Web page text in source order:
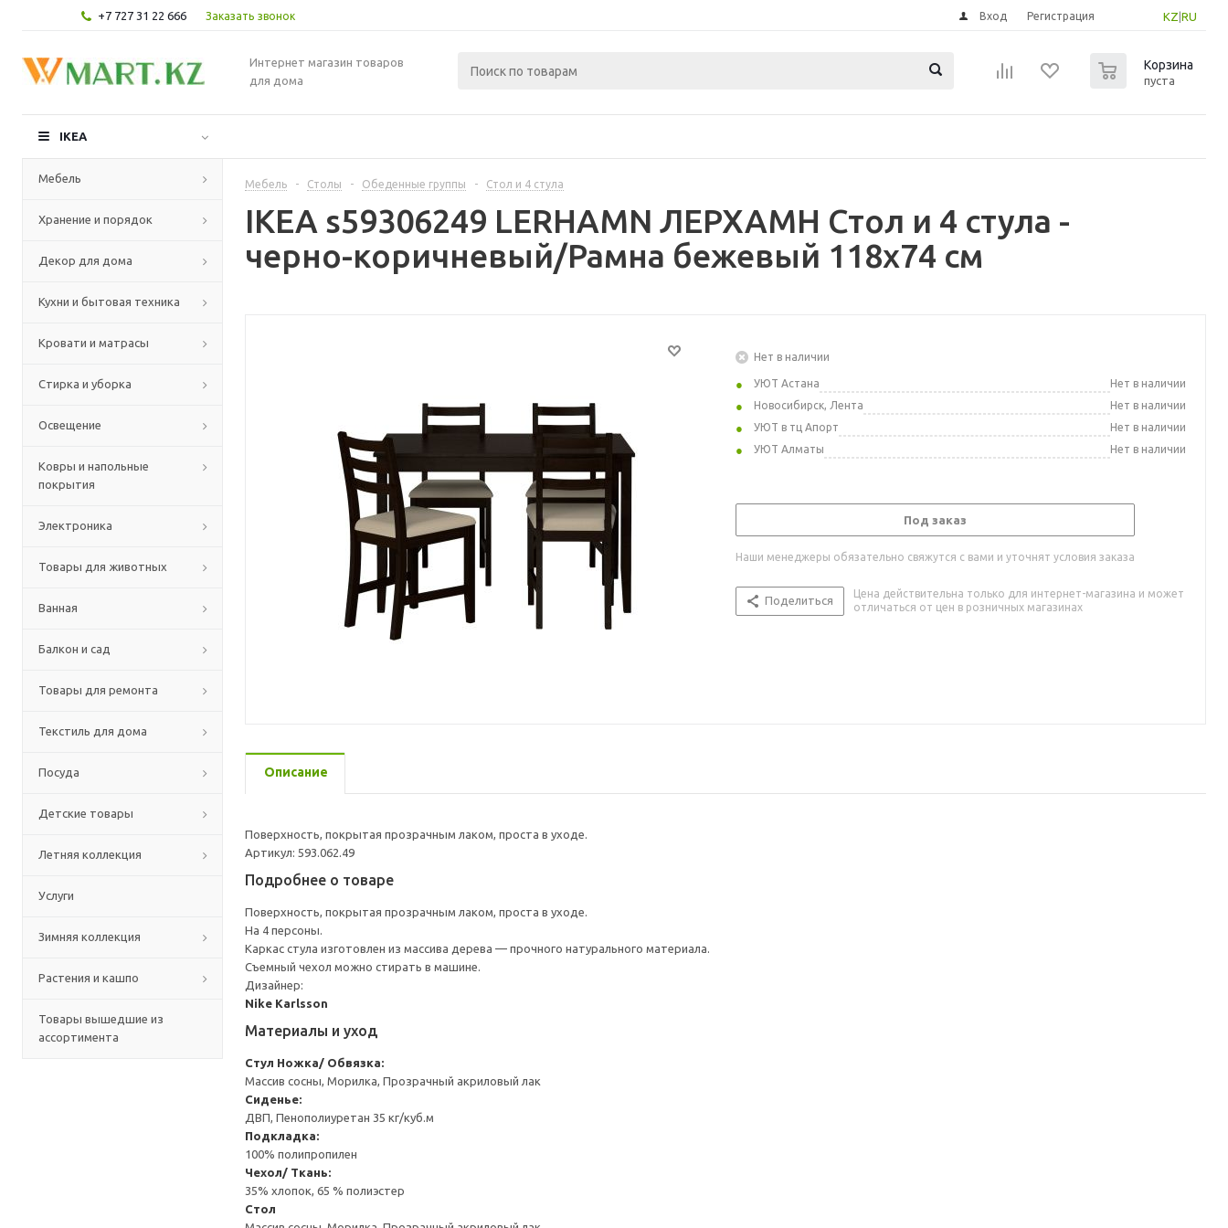
+7 727 31 22 666 Заказать звонок KZ RU
Вход Регистрация
Интернет магазин товаров
для дома
Корзина
пуста
IKEA
Мебель
Хранение и порядок
Декор для дома
Кухни и бытовая техника
Кровати и матрасы
Стирка и уборка
Освещение
Ковры и напольные
покрытия
Электроника
Товары для животных
Ванная
Балкон и сад
Товары для ремонта
Текстиль для дома
Посуда
Детские товары
Летняя коллекция
Услуги
Зимняя коллекция
Растения и кашпо
Товары вышедшие из
ассортимента
Мебель - Столы - Обеденные группы - Стол и 4 стула
IKEA s59306249 LERHAMN ЛЕРХАМН Стол и 4 стула -
черно-коричневый/Рамна бежевый 118x74 см
Нет в наличии
УЮТ Астана
Нет в наличии
Новосибирск, Лента
Нет в наличии
УЮТ в тц Апорт
Нет в наличии
УЮТ Алматы
Нет в наличии
Под заказ
Наши менеджеры обязательно свяжутся с вами и уточнят условия заказа
Поделиться
Цена действительна только для интернет-магазина и может
отличаться от цен в розничных магазинах
Описание
Поверхность, покрытая прозрачным лаком, проста в уходе.
Артикул: 593.062.49
Подробнее о товаре
Поверхность, покрытая прозрачным лаком, проста в уходе.
На 4 персоны.
Каркас стула изготовлен из массива дерева — прочного натурального материала.
Съемный чехол можно стирать в машине.
Дизайнер:
Nike Karlsson
Материалы и уход
Стул Ножка/ Обвязка:
Массив сосны, Морилка, Прозрачный акриловый лак
Сиденье:
ДВП, Пенополиуретан 35 кг/куб.м
Подкладка:
100% полипропилен
Чехол/ Ткань:
35% хлопок, 65 % полиэстер
Стол